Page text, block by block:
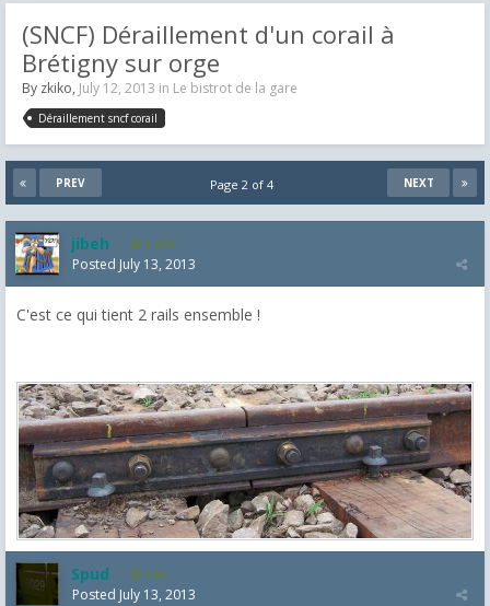
(SNCF) Déraillement d'un corail à
Brétigny sur orge
By zkiko, July 12, 2013 in Le bistrot de la gare
Déraillement sncf corail
PREV NEXT
Page 2 of 4
jibeh 5,474
Posted July 13, 2013
C'est ce qui tient 2 rails ensemble !
Spud 144
Posted July 13, 2013